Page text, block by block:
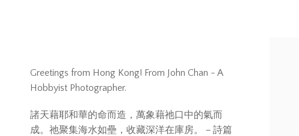
Greetings from Hong Kong! From John Chan - A
Hobbyist Photographer.
諸天藉耶和華的命而造，萬象藉祂口中的氣而
成。祂聚集海水如壘，收藏深洋在庫房。－詩篇